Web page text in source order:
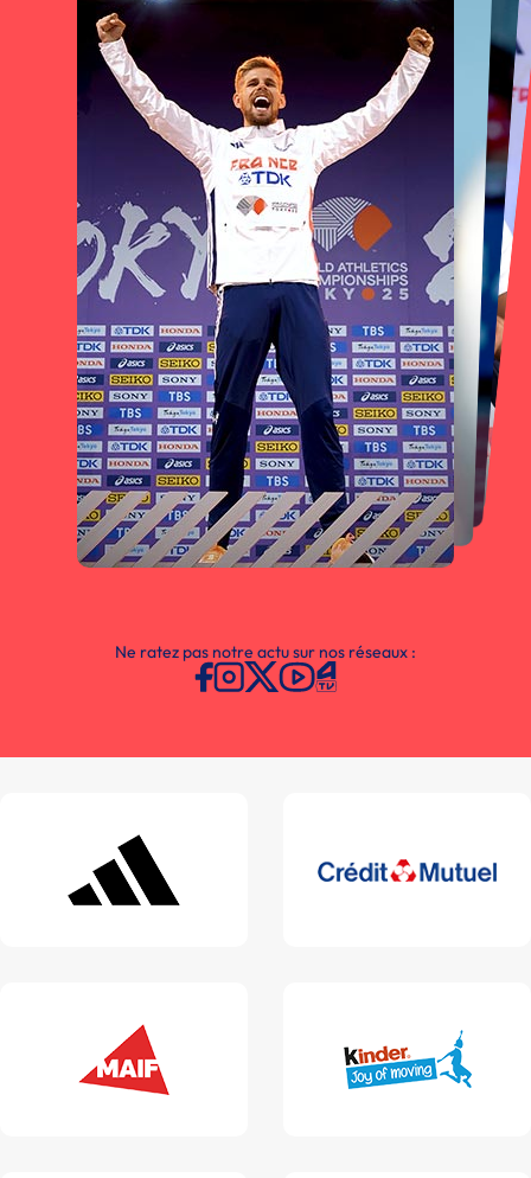
Ne ratez pas notre actu sur nos réseaux :